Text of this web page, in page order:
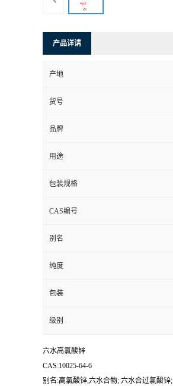
产品详请
产地
货号
品牌
用途
包装规格
CAS编号
别名
纯度
包装
级别
六水高氯酸锌
CAS:10025-64-6
别名:高氯酸锌,六水合物; 六水合过氯酸锌;